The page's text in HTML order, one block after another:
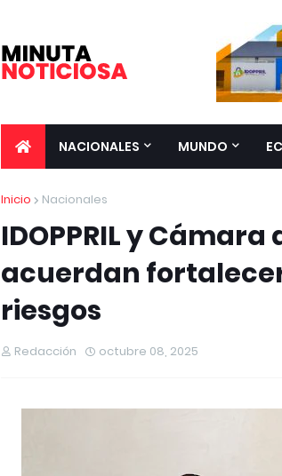
NACIONALES MUNDO
Inicio Nacionales
IDOPPRIL y Cámara
acuerdan
riesgos
Redacción octubre 08, 2025